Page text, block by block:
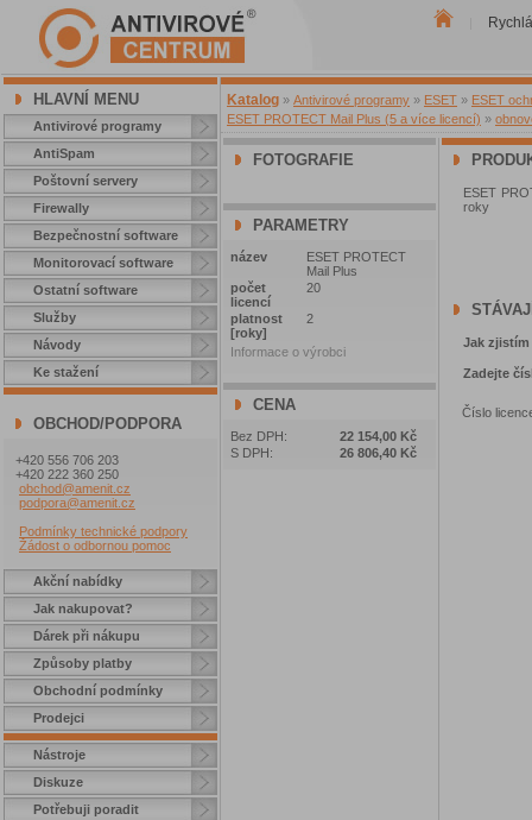
HLAVNÍ MENU
Antivirové programy
AntiSpam
Poštovní servery
Firewally
Bezpečnostní software
Monitorovací software
Ostatní software
Služby
Návody
Ke stažení
OBCHOD/PODPORA
+420 556 706 203
+420 222 360 250
obchod@amenit.cz
podpora@amenit.cz
Podmínky technické podpory
Žádost o odbornou pomoc
Akční nabídky
Jak nakupovat?
Dárek při nákupu
Způsoby platby
Obchodní podmínky
Prodejci
Nástroje
Diskuze
Potřebuji poradit
Katalog » Antivirové programy » ESET » ESET
ESET PROTECT Mail Plus (5 a více licencí) »
FOTOGRAFIE
PARAMETRY
název
ESET PROTECT
Mail Plus
počet
licencí
20
platnost
[roky]
2
Informace o výrobci
CENA
Bez DPH:
22 154,00 Kč
S DPH:
26 806,40 Kč
ESET
roky
Jak
Zadejte
Číslo